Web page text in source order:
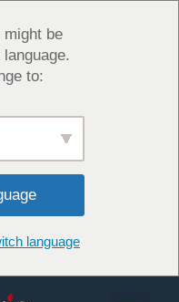
might be
to:
language